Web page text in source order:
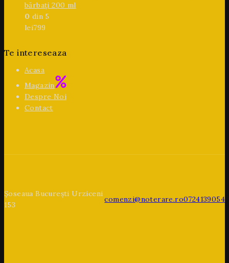
bărbați 200 ml
0 din 5
lei799
Te intereseaza
Acasa
Magazin
Despre Noi
Contact
Șoseaua București Urziceni
153
comenzi@noterare.ro0724139054